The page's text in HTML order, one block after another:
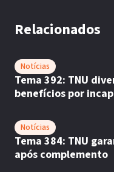
Relacionados
Notícias
Tema 392: TNU
benefícios por
Notícias
Tema 384: TNU
após complemento